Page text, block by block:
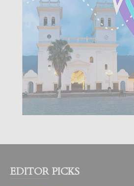
EDITOR PICKS